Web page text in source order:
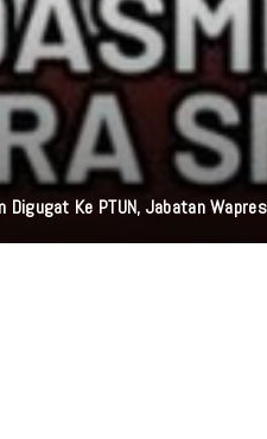
Ke PTUN, Jabatan